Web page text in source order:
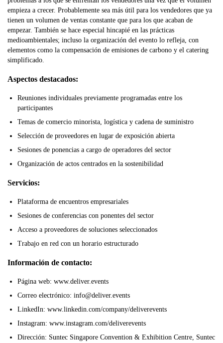
empieza a crecer. Probablemente sea más útil para los vendedores que ya
tienen un volumen de ventas constante que para los que acaban de
empezar. También se hace especial hincapié en las prácticas
medioambientales; incluso la organización del evento lo refleja, con
elementos como la compensación de emisiones de carbono y el catering
simplificado.
Aspectos destacados:
Reuniones individuales previamente programadas entre los
participantes
Temas de comercio minorista, logística y cadena de suministro
Selección de proveedores en lugar de exposición abierta
Sesiones de ponencias a cargo de operadores del sector
Organización de actos centrados en la sostenibilidad
Servicios:
Plataforma de encuentros empresariales
Sesiones de conferencias con ponentes del sector
Acceso a proveedores de soluciones seleccionados
Trabajo en red con un horario estructurado
Información de contacto:
Página web: www.deliver.events
Correo electrónico: info@deliver.events
LinkedIn: www.linkedin.com/company/deliverevents
Instagram: www.instagram.com/deliverevents
Dirección: Suntec Singapore Convention & Exhibition Centre, Suntec